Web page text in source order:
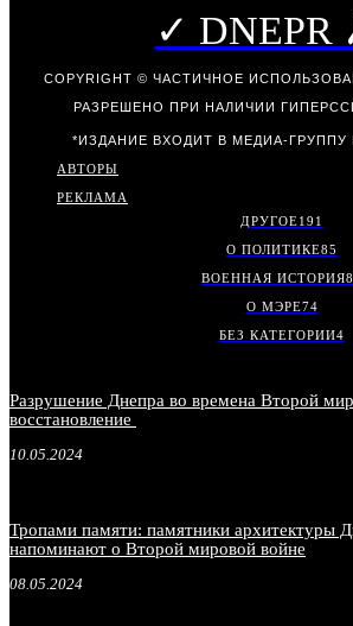
✓ DNEPR
COPYRIGHT © ЧАСТИЧНОЕ
РАЗРЕШЕНО ПРИ НАЛИЧИИ
*ИЗДАНИЕ ВХОДИТ В МЕДИА-ГРУППУ
АВТОРЫ
РЕКЛАМА
ДРУГОЕ191
О ПОЛИТИКЕ85
ВОЕННАЯ ИСТОРИЯ
О МЭРЕ74
БЕЗ КАТЕГОРИИ4
Разрушение Днепра во времена Второй
восстановление
10.05.2024
Тропами памяти: памятники архитектуры
напоминают о Второй мировой войне
08.05.2024